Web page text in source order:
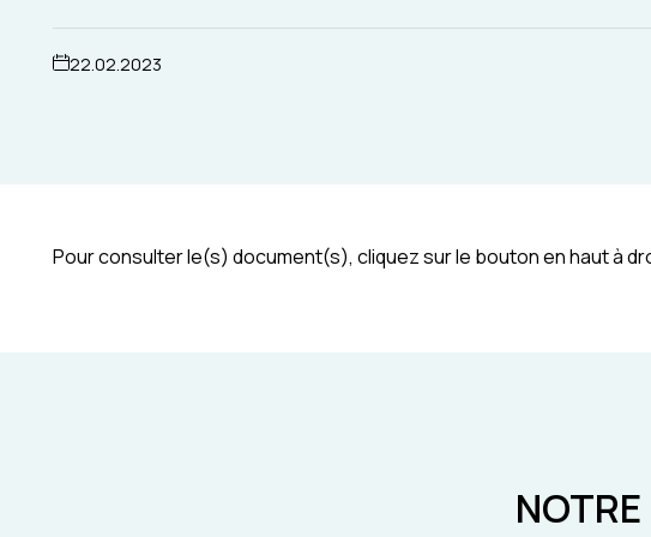
22.02.2023
Pour consulter le(s) document(s), cliquez sur le bouton en haut à